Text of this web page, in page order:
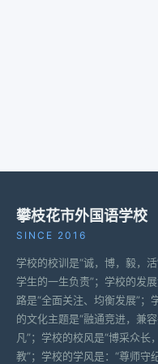
攀枝花市外国语学校
SINCE 2016
学校的校训是“诚，博，毅，
学生的一生负责”；学校的发
路是“全面关注、均衡发展”；
的文化主题是“融通竞进，兼
凡”；学校的校风是“博采众长
教”；学校的学风是：“尊师守